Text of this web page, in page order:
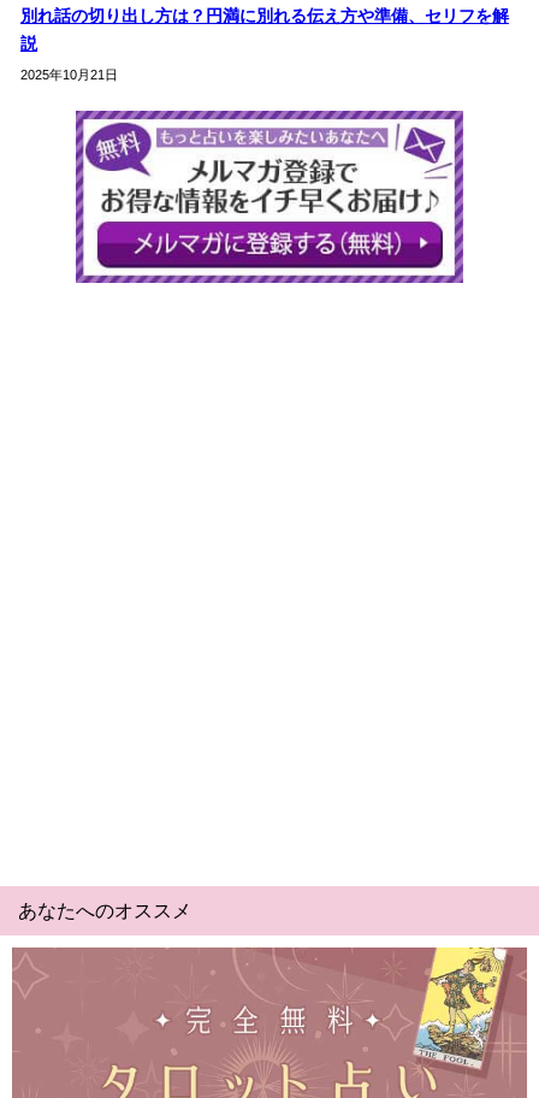
別れ話の切り出し方は？円満に別れる伝え方や準備、セリフを解
説
2025年10月21日
あなたへのオススメ